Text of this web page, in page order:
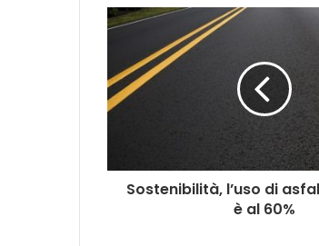
Sostenibilità, l’uso di
è al 60%